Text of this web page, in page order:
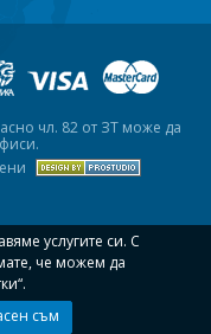
чл. 82 от ЗТ може да
услугите си. С
че можем да
съм